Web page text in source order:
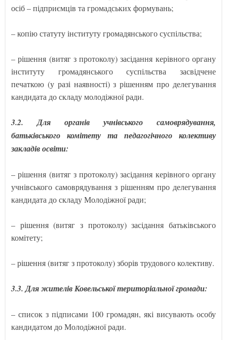
осіб – підприємців та громадських формувань;
– копію статуту інституту громадянського суспільства;
– рішення (витяг з протоколу) засідання керівного органу
інституту громадянського суспільства засвідчене
печаткою (у разі наявності) з рішенням про делегування
кандидата до складу молодіжної ради.
3.2. Для органів учнівського самоврядування,
батьківського комітету та педагогічного колективу
закладів освіти:
– рішення (витяг з протоколу) засідання керівного органу
учнівського самоврядування з рішенням про делегування
кандидата до складу Молодіжної ради;
– рішення (витяг з протоколу) засідання батьківського
комітету;
– рішення (витяг з протоколу) зборів трудового колективу.
3.3. Для жителів Ковельської територіальної громади:
– список з підписами 100 громадян, які висувають особу
кандидатом до Молодіжної ради.